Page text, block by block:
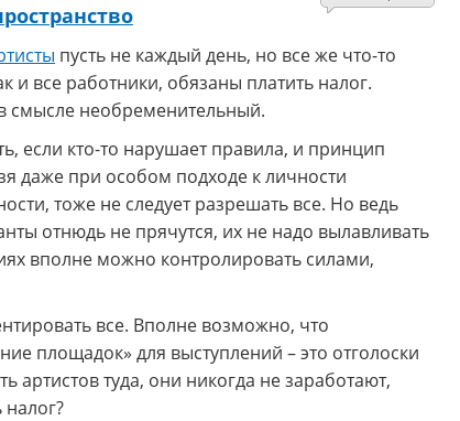
пусть не каждый день, но все же что-то
и все работники, обязаны платить налог.
смысле необременительный.
если кто-то нарушает правила, и принцип
даже при особом подходе к личности
тоже не следует разрешать все. Но ведь
отнюдь не прячутся, их не надо вылавливать
вполне можно контролировать силами,
все. Вполне возможно, что
площадок» для выступлений – это отголоски
артистов туда, они никогда не заработают,